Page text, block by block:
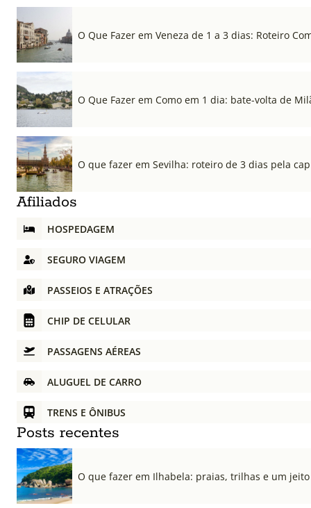
O Que Fazer em Veneza de 1 a 3 dias: Roteiro
O Que Fazer em Como em 1 dia: bate-volta de
O que fazer em Sevilha: roteiro de 3 dias pela
Afiliados
HOSPEDAGEM
SEGURO VIAGEM
PASSEIOS E ATRAÇÕES
CHIP DE CELULAR
PASSAGENS AÉREAS
ALUGUEL DE CARRO
TRENS E ÔNIBUS
Posts recentes
O que fazer em Ilhabela: praias, trilhas e um